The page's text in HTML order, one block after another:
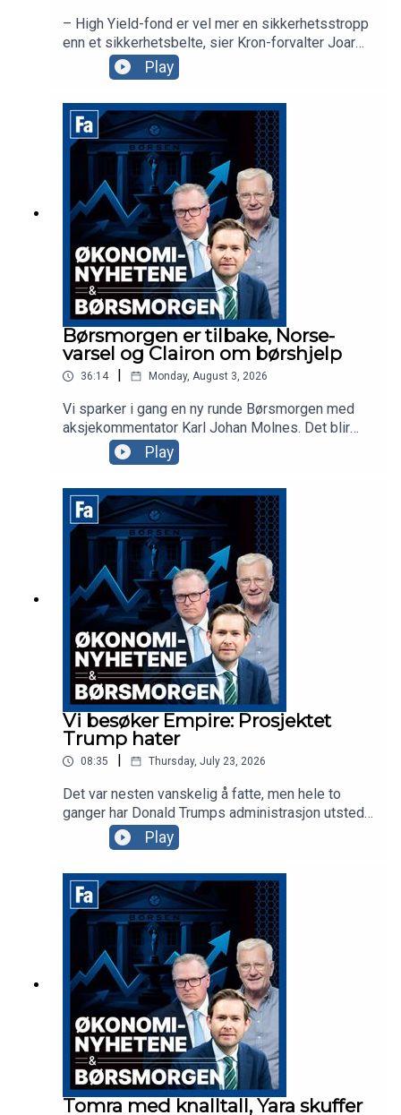
– High Yield-fond er vel mer en sikkerhetsstropp
enn et sikkerhetsbelte, sier Kron-forvalter Joar
Hagatun som diskuterer strategier for de som er
redd for et AI-krakk. Sammen med
aksjekommentator Karl Johan Molnes ser vi
nærmere på dagens nyheter, inkludert ferske tall
fra BP og kursfallet i Norse.
Play
Børsmorgen er tilbake, Norse-
varsel og Clairon om børshjelp
36:14 Monday, August 3, 2026
Vi sparker i gang en ny runde Børsmorgen med
aksjekommentator Karl Johan Molnes. Det blir
mer om resultatvarselet fra flyselskapet Norse,
utviklingen i Iran-krigen og Akers vei mot børs
med AI-datasenterselskapet Nscale. Clairon-
partner Anders Tuv er gjest i studio for å snakke
om samarbeidet deres med Euronext for å hjelpe
selskaper mot børs i Oslo eller Stockholm.
Play
Vi besøker Empire: Prosjektet
Trump hater
08:35 Thursday, July 23, 2026
Det var nesten vanskelig å fatte, men hele to
ganger har Donald Trumps administrasjon utstedt
stoppordrer for det godkjente gigantprosjektet
innen havvind, Empire Wind utenfor New York.
Prosjekter tilhørende Ørsted og andre selskaper
ble også forsøkt stoppet, men hva er det som
irriterer presidenten? Vi drar til Brooklyn i New
York for å se på det som er et av Equinors største
prosjekter noensinne.
Play
Tomra med knalltall, Yara skuffer